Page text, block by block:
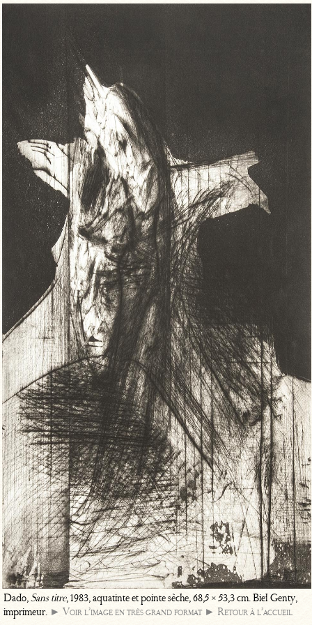
Dado,Sans titre, 1983, aquatinte et pointe sèche, 68,5 × 53,3 cm. Biel Genty,
imprimeur. ► Voir l’image en très grand format ► Retour à l’accueil